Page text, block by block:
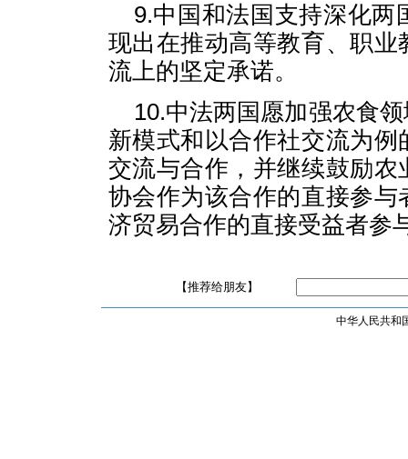
9.中国和法国支持深化
现出在推动高等教育、职
流上的坚定承诺。
10.中法两国愿加强农食
新模式和以合作社交流为
交流与合作，并继续鼓励
协会作为该合作的直接参
济贸易合作的直接受益者参
【推荐给朋友】
中华人民共和